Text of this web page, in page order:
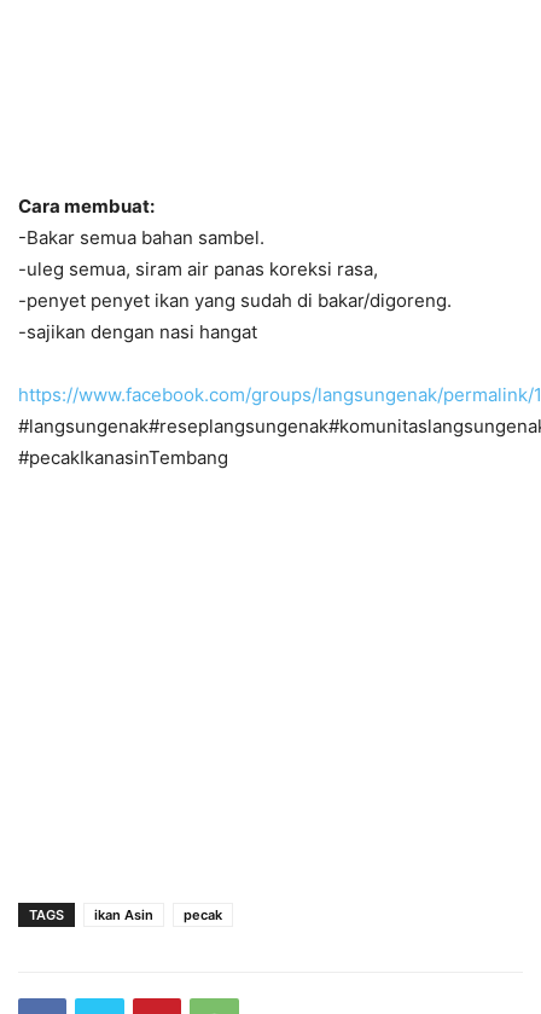
Cara membuat:
-Bakar semua bahan sambel.
-uleg semua, siram air panas koreksi rasa,
-penyet penyet ikan yang sudah di bakar/digoreng.
-sajikan dengan nasi hangat
https://www.facebook.com/groups/langsungenak/permalink/
#pecakIkanasinTembang
TAGS ikan Asin pecak